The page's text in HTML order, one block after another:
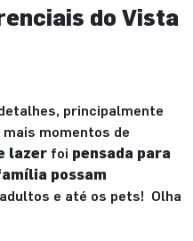
do Vista
principalmente
momentos de
lazer foi pensada para
possam
e até os pets! Olha